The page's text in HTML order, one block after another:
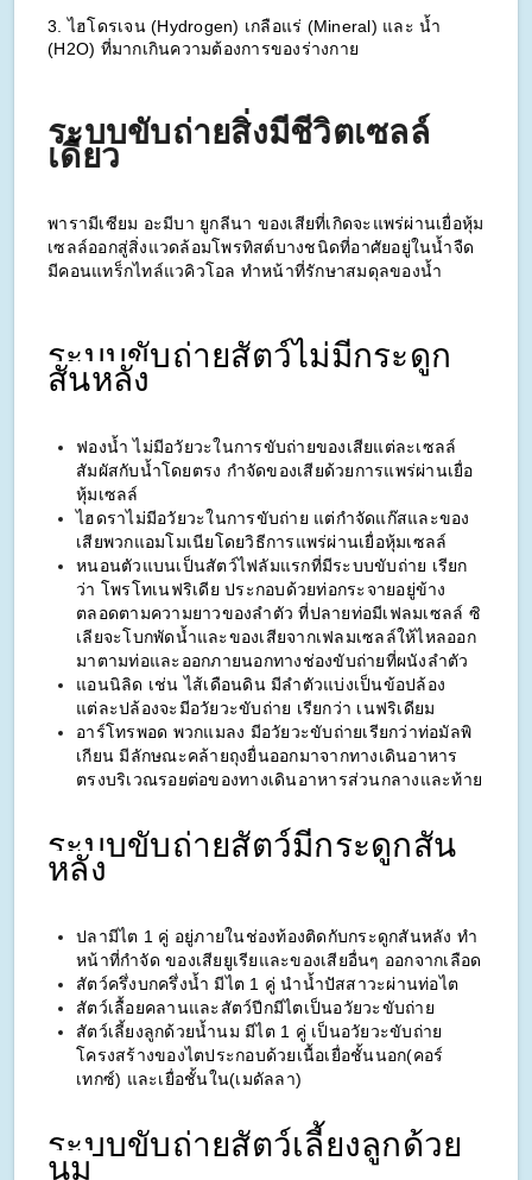
3. ไฮโดรเจน (Hydrogen) เกลือแร่ (Mineral) และ น้ำ
(H2O) ที่มากเกินความต้องการของร่างกาย
ระบบขับถ่ายสิ่งมีชีวิตเซลล์
เดียว
พารามีเซียม อะมีบา ยูกลีนา ของเสียที่เกิดจะแพร่ผ่านเยื่อหุ้ม
เซลล์ออกสู่สิ่งแวดล้อมโพรทิสต์บางชนิดที่อาศัยอยู่ในน้ำจืด
มีคอนแทร็กไทล์แวคิวโอล ทำหน้าที่รักษาสมดุลของน้ำ
ระบบขับถ่ายสัตว์ไม่มีกระดูก
สันหลัง
ฟองน้ำ ไม่มีอวัยวะในการขับถ่ายของเสียแต่ละเซลล์
สัมผัสกับน้ำโดยตรง กำจัดของเสียด้วยการแพร่ผ่านเยื่อ
หุ้มเซลล์
ไฮดราไม่มีอวัยวะในการขับถ่าย แต่กำจัดแก๊สและของ
เสียพวกแอมโมเนียโดยวิธีการแพร่ผ่านเยื่อหุ้มเซลล์
หนอนตัวแบนเป็นสัตว์ไฟลัมแรกที่มีระบบขับถ่าย เรียก
ว่า โพรโทเนฟริเดีย ประกอบด้วยท่อกระจายอยู่ข้าง
ตลอดตามความยาวของลำตัว ที่ปลายท่อมีเฟลมเซลล์ ซิ
เลียจะโบกพัดน้ำและของเสียจากเฟลมเซลล์ให้ไหลออก
มาตามท่อและออกภายนอกทางช่องขับถ่ายที่ผนังลำตัว
แอนนิลิด เช่น ไส้เดือนดิน มีลำตัวแบ่งเป็นข้อปล้อง
แต่ละปล้องจะมีอวัยวะขับถ่าย เรียกว่า เนฟริเดียม
อาร์โทรพอด พวกแมลง มีอวัยวะขับถ่ายเรียกว่าท่อมัลพิ
เกียน มีลักษณะคล้ายถุงยื่นออกมาจากทางเดินอาหาร
ระบบขับถ่ายสัตว์มีกระดูกสัน
หลัง
ปลามีไต 1 คู่ อยู่ภายในช่องท้องติดกับกระดูกสันหลัง ทำ
หน้าที่กำจัด ของเสียยูเรียและของเสียอื่นๆ ออกจากเลือด
สัตว์ครึ่งบกครึ่งน้ำ มีไต 1 คู่ นำน้ำปัสสาวะผ่านท่อไต
สัตว์เลื้อยคลานและสัตว์ปีกมีไตเป็นอวัยวะขับถ่าย
สัตว์เลี้ยงลูกด้วยน้ำนม มีไต 1 คู่ เป็นอวัยวะขับถ่าย
โครงสร้างของไตประกอบด้วยเนื้อเยื่อชั้นนอก(คอร์
เทกซ์) และเยื่อชั้นใน(เมดัลลา)
ระบบขับถ่ายสัตว์เลี้ยงลูกด้วย
นม